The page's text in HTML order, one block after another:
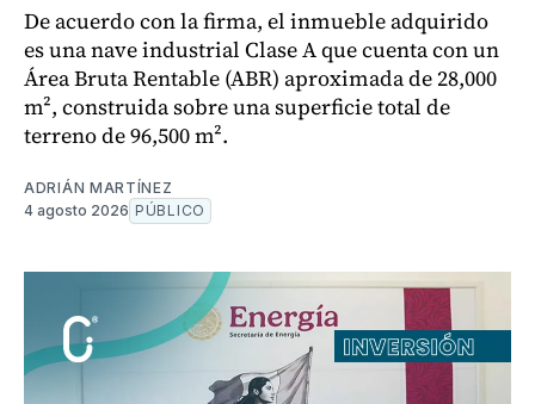
De acuerdo con la firma, el inmueble adquirido
es una nave industrial Clase A que cuenta con un
Área Bruta Rentable (ABR) aproximada de 28,000
m², construida sobre una superficie total de
terreno de 96,500 m².
ADRIÁN MARTÍNEZ
4 agosto 2026 PÚBLICO